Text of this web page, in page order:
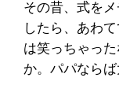
その昔、式を
したら、あわ
は笑っちゃっ
か。パパならば